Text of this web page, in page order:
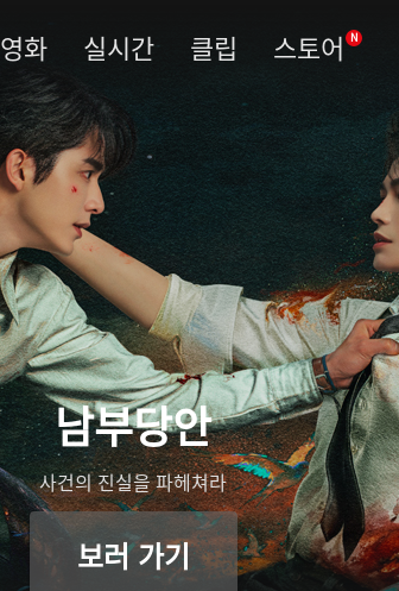
영화 실시간 클립 스토어 N
남부당안
사건의 진실을 파헤쳐라
보러 가기